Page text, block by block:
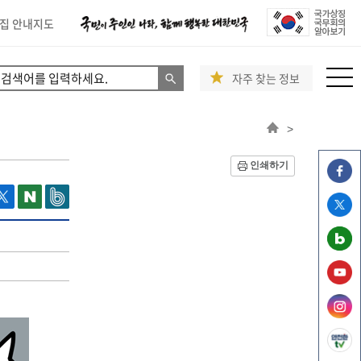
안내지도
자주 찾는 정보
>
인쇄하기